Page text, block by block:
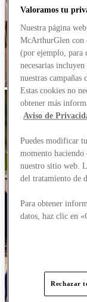
Valoramos tu
Nuestra página
McArthurGlen con
(por ejemplo, para
necesarias
nuestras
Estas cookies no
obtener más
Aviso de
Puedes modificar
momento
nuestro sitio web.
del tratamiento de
Para obtener
datos, haz clic en
Rechazar